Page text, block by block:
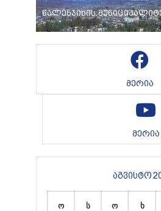
წალენჯიხის
მერია
მერია
აგვისტო
ო ს ო ხ